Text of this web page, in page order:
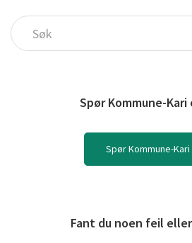
Spør Kommune-Kari
Spør Kommune-Kari
Fant du noen feil